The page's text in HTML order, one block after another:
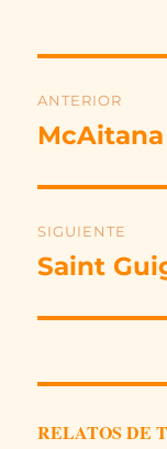
de
ANTERIOR
Entrada
McAitana
SIGUIENTE
Entrada
Saint
RELATOS DE